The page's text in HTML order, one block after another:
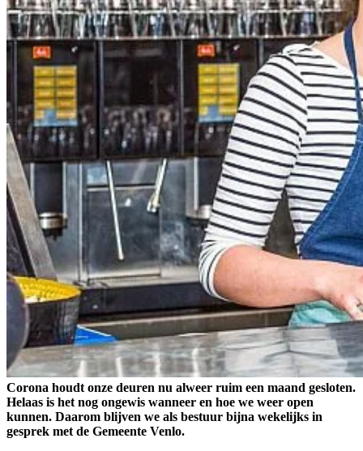
Corona houdt onze deuren nu alweer ruim een maand gesloten.
Helaas is het nog ongewis wanneer en hoe we weer open
kunnen. Daarom blijven we als bestuur bijna wekelijks in
gesprek met de Gemeente Venlo.